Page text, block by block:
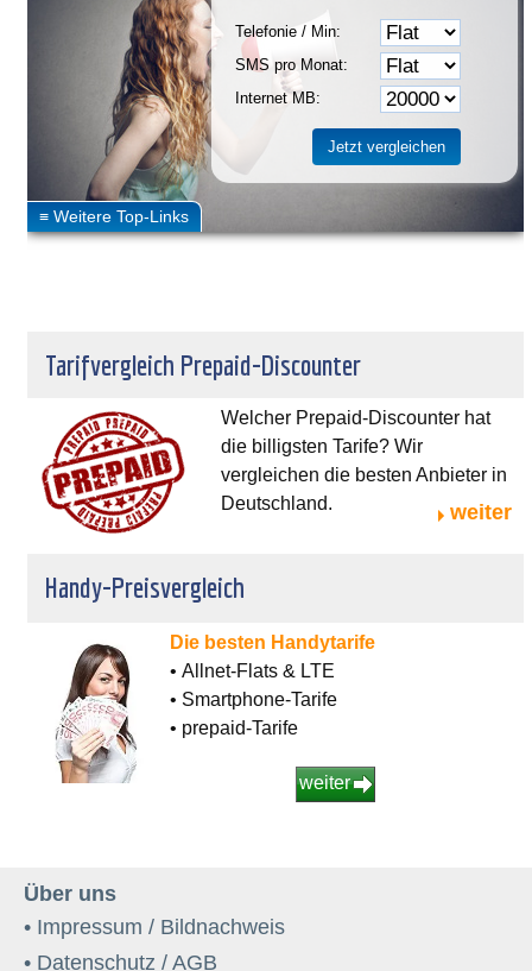
Telefonie / Min:
SMS pro Monat:
Internet MB:
Tarifvergleich Prepaid-Discounter
Welcher Prepaid-Discounter hat
die billigsten Tarife? Wir
vergleichen die besten Anbieter in
Deutschland.
weiter
Handy-Preisvergleich
Die besten Handytarife
• Allnet-Flats & LTE
• Smartphone-Tarife
• prepaid-Tarife
weiter
Über uns
• Impressum / Bildnachweis
• Datenschutz / AGB